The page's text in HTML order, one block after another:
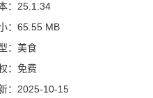
：25.1.34
：65.55 MB
：美食
：免费
：2025-10-15